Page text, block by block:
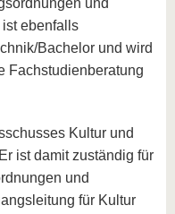
und
ebenfalls
Bachelor und wird
Fachstudienberatung
Kultur und
ist damit zuständig für
und
für Kultur